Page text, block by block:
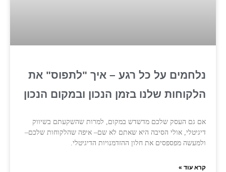
נלחמים על כל רגע – איך "לתפוס" את
הלקוחות שלנו בזמן הנכון ובמקום הנכון
אם גם העסק שלכם מדשדש במקום, למרות שהשקעתם בשיווק
דיגיטלי, אולי הסיבה היא שאתם לא שם– איפה שהלקוחות שלכם–
ולמעשה מפספסים את חלון ההזדמנויות הדיגיטלי.
קרא עוד »